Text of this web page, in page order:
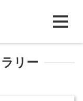
リー